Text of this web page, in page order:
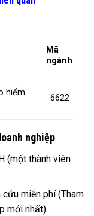
Mã
ngành
hiểm
6622
nghiệp
(một thành viên
miễn phí (Tham
mới nhất)